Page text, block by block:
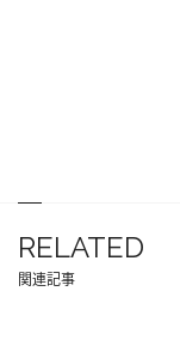
RELATED
関連記事